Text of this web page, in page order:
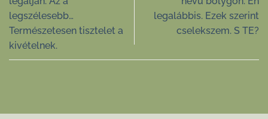
legszélesebb…
Természetesen tisztelet a
kivételnek.
legalábbis. Ezek szerint
cselekszem. S TE?